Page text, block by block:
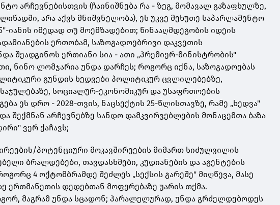
არჩევნებისთვის (ჩაინიშნება რა - ზეგ, მომავალ გაზაფხულზე,
არა აქვს მნიშვნელობა), ეს უკვე მეხუთე საპარლამენტო
იანის იმედად თუ მოემზადებით; წინააღმდეგობის იდეის
ერთობამ, საზოგადოებრივი დაკვეთის
შეადგინოს ერთიანი სია - ათი „პრემიერ-მინისტრობის"
ნინო ლომჯარია უნდა დარჩეს; როგორც იქნა, საზოგადოებას
გუნდის ხედვები პოლიტიკურ ცვლილებებზე,
სოციალურ-ეკონომიკურ და უსაფრთოების
ეს დრო - 2028-თვის, ნაცსექტის 25-წლისთავზე, რამე „ხედვა"
შექმნან არჩევნებზე სანდო დამკვირვებლების მონაცემთა ბაზა
ვერ ქაჩავს;
პოტენციური მოკავშირეების მიმართ სიძულვილის
ბრალდებები, თავდასხმები, კუდიანების და აგენტების
4 ოქტომბრამდე შეძლეს „სექსის გარეშე" მიღწევა, მასე
ერთმანეთის დედებთან მოფერებაზე უარის თქმა.
მაგრამ უნდა სცადონ; პარალელურად, უნდა გრძელდებოდეს